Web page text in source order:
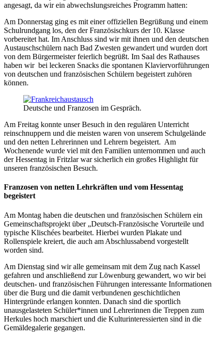
angesagt, da wir ein abwechslungsreiches Programm hatten:
Am Donnerstag ging es mit einer offiziellen Begrüßung und einem
Schulrundgang los, den der Französischkurs der 10. Klasse
vorbereitet hat. Im Anschluss sind wir mit ihnen und den deutschen
Austauschschülern nach Bad Zwesten gewandert und wurden dort
von dem Bürgermeister feierlich begrüßt. Im Saal des Rathauses
haben wir bei leckeren Snacks die spontanen Klaviervorführungen
von deutschen und französischen Schülern begeistert zuhören
können.
Deutsche und Franzosen im Gespräch.
Am Freitag konnte unser Besuch in den regulären Unterricht
reinschnuppern und die meisten waren von unserem Schulgelände
und den netten Lehrerinnen und Lehrern begeistert. Am
Wochenende wurde viel mit den Familien unternommen und auch
der Hessentag in Fritzlar war sicherlich ein großes Highlight für
unseren französischen Besuch.
Franzosen von netten Lehrkräften und vom Hessentag
begeistert
Am Montag haben die deutschen und französischen Schülern ein
Gemeinschaftsprojekt über „Deutsch-Französische Vorurteile und
typische Klischées bearbeitet. Hierbei wurden Plakate und
Rollenspiele kreiert, die auch am Abschlussabend vorgestellt
worden sind.
Am Dienstag sind wir alle gemeinsam mit dem Zug nach Kassel
gefahren und anschließend zur Löwenburg gewandert, wo wir bei
deutschen- und französischen Führungen interessante Informationen
über die Burg und die damit verbundenen geschichtlichen
Hintergründe erlangen konnten. Danach sind die sportlich
unausgelasteten Schüler*innen und Lehrerinnen die Treppen zum
Herkules hoch marschiert und die Kulturinteressierten sind in die
Gemäldegalerie gegangen.